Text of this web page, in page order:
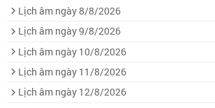
Lịch âm ngày 8/8/2026
Lịch âm ngày 9/8/2026
Lịch âm ngày 10/8/2026
Lịch âm ngày 11/8/2026
Lịch âm ngày 12/8/2026